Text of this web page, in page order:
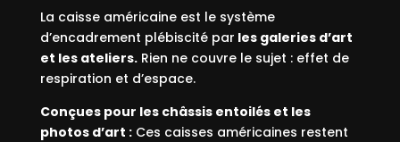
La caisse américaine est le système
d’encadrement plébiscité par les galeries d’art
et les ateliers.Rien ne couvre le sujet : effet de
respiration et d’espace.
Conçues pour les châssis entoilés et les
photos d’art :Ces caisses américaines restent